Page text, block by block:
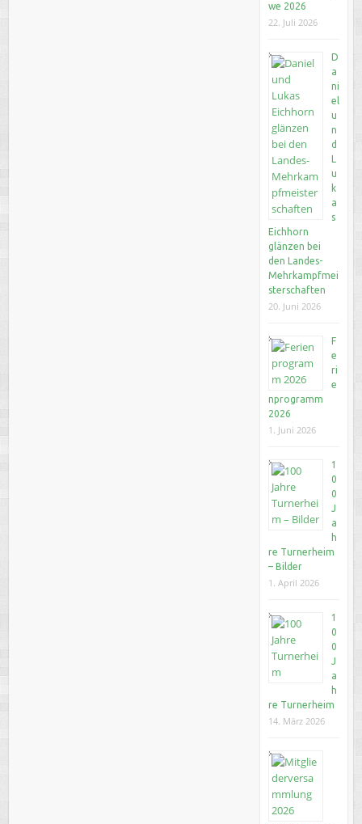
we 2026
22. Juli 2026
D
a
ni
el
u
n
d
u
k
a
s
Eichhorn
glänzen bei
den Landes-
Mehrkampfmei
sterschaften
20. Juni 2026
F
e
ri
e
nprogramm
2026
1. Juni 2026
1
0
0
J
a
h
re Turnerheim
– Bilder
1. April 2026
1
0
0
J
a
h
re Turnerheim
14. März 2026